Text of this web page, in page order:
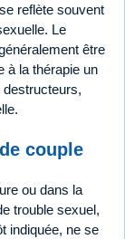
reflète souvent
Le
être
à la thérapie un
couple
ou dans la
trouble sexuel,
indiquée, ne se